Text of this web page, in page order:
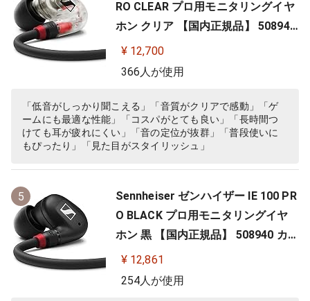
RO CLEAR プロ用モニタリングイヤ
ホン クリア 【国内正規品】 508941
カナル型 有線イヤホン
¥ 12,700
366人が使用
「低音がしっかり聞こえる」「音質がクリアで感動」「ゲ
ームにも最適な性能」「コスパがとても良い」「長時間つ
けても耳が疲れにくい」「音の定位が抜群」「普段使いに
もぴったり」「見た目がスタイリッシュ」
5
Sennheiser ゼンハイザー IE 100 PR
O BLACK プロ用モニタリングイヤ
ホン 黒 【国内正規品】 508940 カナ
ル型 有線イヤホン
¥ 12,861
254人が使用